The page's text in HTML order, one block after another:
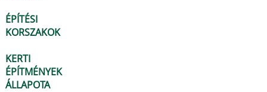
ÉPÍTÉSI
KORSZAKOK
KERTI
ÉPÍTMÉNYEK
ÁLLAPOTA